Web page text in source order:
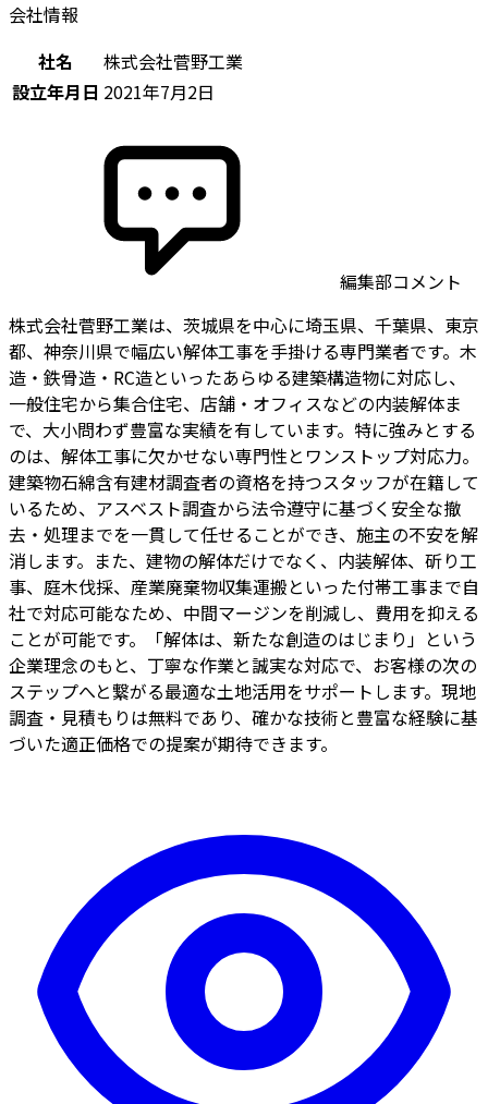
会社情報
社名
株式会社菅野工業
設立年月日 2021年7月2日
編集部コメント
株式会社菅野工業は、茨城県を中心に埼玉県、千葉県、東京
都、神奈川県で幅広い解体工事を手掛ける専門業者です。木
造・鉄骨造・RC造といったあらゆる建築構造物に対応し、
一般住宅から集合住宅、店舗・オフィスなどの内装解体ま
で、大小問わず豊富な実績を有しています。特に強みとする
のは、解体工事に欠かせない専門性とワンストップ対応力。
建築物石綿含有建材調査者の資格を持つスタッフが在籍して
いるため、アスベスト調査から法令遵守に基づく安全な撤
去・処理までを一貫して任せることができ、施主の不安を解
消します。また、建物の解体だけでなく、内装解体、斫り工
事、庭木伐採、産業廃棄物収集運搬といった付帯工事まで自
社で対応可能なため、中間マージンを削減し、費用を抑える
ことが可能です。「解体は、新たな創造のはじまり」という
企業理念のもと、丁寧な作業と誠実な対応で、お客様の次の
ステップへと繋がる最適な土地活用をサポートします。現地
調査・見積もりは無料であり、確かな技術と豊富な経験に基
づいた適正価格での提案が期待できます。